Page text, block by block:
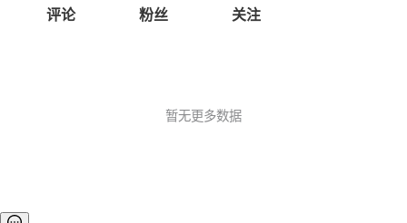
评论
粉丝 关注
暂无更多数据